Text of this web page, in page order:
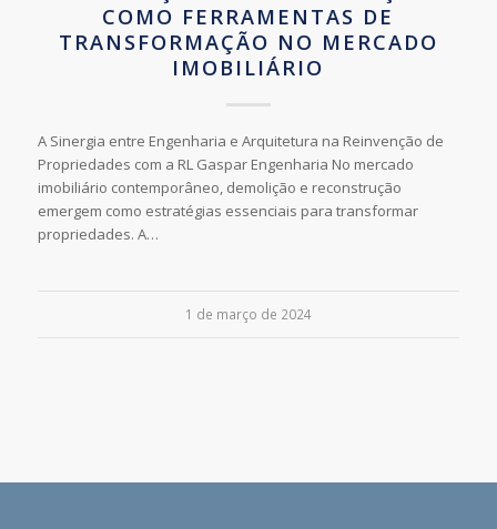
COMO FERRAMENTAS DE
TRANSFORMAÇÃO NO MERCADO
IMOBILIÁRIO
A Sinergia entre Engenharia e Arquitetura na Reinvenção de
Propriedades com a RL Gaspar Engenharia No mercado
imobiliário contemporâneo, demolição e reconstrução
emergem como estratégias essenciais para transformar
propriedades. A…
1 de março de 2024